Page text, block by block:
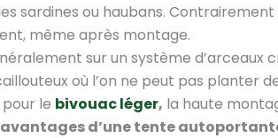
sardines ou haubans. Contrairement
même après montage.
sur un système d’arceaux
où l’on ne peut pas planter
le bivouac léger, la haute
d’une tente